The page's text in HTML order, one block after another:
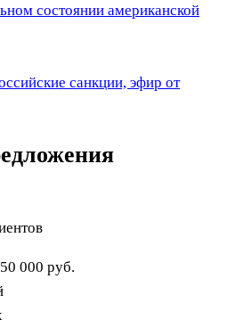
состоянии американской
санкции, эфир от
000 руб.